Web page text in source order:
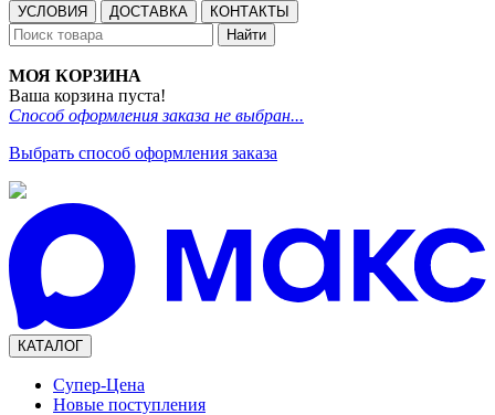
УСЛОВИЯ ДОСТАВКА
КОНТАКТЫ
Найти
МОЯ КОРЗИНА
Ваша корзина пуста!
Способ оформления заказа не выбран...
Выбрать способ оформления заказа
КАТАЛОГ
Супер-Цена
Новые поступления